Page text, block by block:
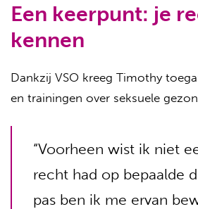
Een keerpunt: je
kennen
Dankzij VSO kreeg Timothy
en trainingen over seksuele
“Voorheen wist ik niet
recht had op bepaalde
pas ben ik me ervan